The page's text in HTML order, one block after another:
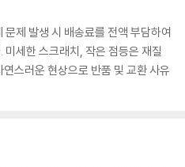
제 발생 시 배송료를 전액 부담하여
세한 스크래치, 작은 점등은 재질
스러운 현상으로 반품 및 교환 사유